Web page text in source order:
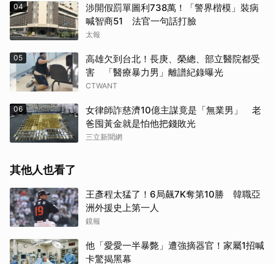
04
涉開假罰單圖利738萬！「警界楷模」裝病
喊智商51 法官一句話打臉
太報
05
高雄欠到台北！長庚、榮總、部立醫院都受
害 「醫療暴力男」離譜紀錄曝光
CTWANT
06
女律師詐慈濟10億主謀竟是「無業男」 老
爸囤黃金就是怕他把錢敗光
三立新聞網
其他人也看了
王彥程太猛了！6局飆7K奪第10勝 韓職亞
洲外援史上第一人
鏡報
他「愛愛一半暴斃」遭強摘器官！家屬1招喊
卡驚揭黑幕